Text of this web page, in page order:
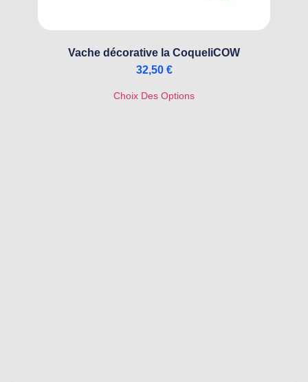
Vache décorative la CoqueliCOW
32,50 €
Choix Des Options